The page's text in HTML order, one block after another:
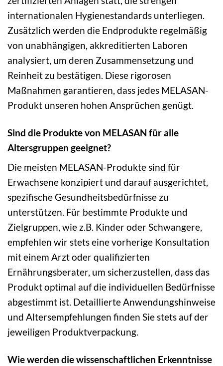
internationalen Hygienestandards unterliegen.
Zusätzlich werden die Endprodukte regelmäßig
von unabhängigen, akkreditierten Laboren
analysiert, um deren Zusammensetzung und
Reinheit zu bestätigen. Diese rigorosen
Maßnahmen garantieren, dass jedes MELASAN-
Produkt unseren hohen Ansprüchen genügt.
Sind die Produkte von MELASAN für alle
Altersgruppen geeignet?
Die meisten MELASAN-Produkte sind für
Erwachsene konzipiert und darauf ausgerichtet,
spezifische Gesundheitsbedürfnisse zu
unterstützen. Für bestimmte Produkte und
Zielgruppen, wie z.B. Kinder oder Schwangere,
empfehlen wir stets eine vorherige Konsultation
mit einem Arzt oder qualifizierten
Ernährungsberater, um sicherzustellen, dass das
Produkt optimal auf die individuellen Bedürfnisse
abgestimmt ist. Detaillierte Anwendungshinweise
und Altersempfehlungen finden Sie stets auf der
jeweiligen Produktverpackung.
Wie werden die wissenschaftlichen Erkenntnisse